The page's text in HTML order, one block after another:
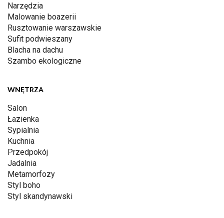
Narzędzia
Malowanie boazerii
Rusztowanie warszawskie
Sufit podwieszany
Blacha na dachu
Szambo ekologiczne
WNĘTRZA
Salon
Łazienka
Sypialnia
Kuchnia
Przedpokój
Jadalnia
Metamorfozy
Styl boho
Styl skandynawski